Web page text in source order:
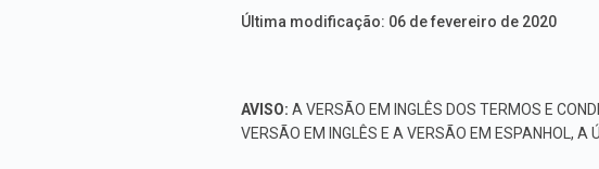
Última modificação: 06 de fevereiro de 2020
AVISO: A VERSÃO EM INGLÊS DOS TERMOS E
VERSÃO EM INGLÊS E A VERSÃO EM ESPANHOL, A